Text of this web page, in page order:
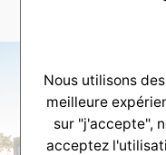
Nous utilisons
meilleure
sur "j'accepte",
acceptez